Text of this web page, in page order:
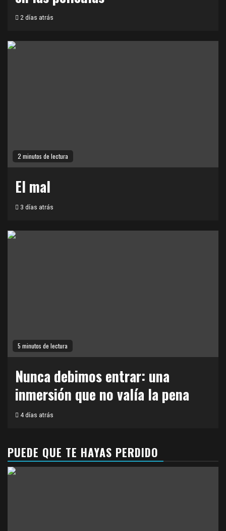
2 días atrás
2 minutos de lectura
El mal
3 días atrás
5 minutos de lectura
Nunca debimos entrar: una
inmersión que no valía la pena
4 días atrás
PUEDE QUE TE HAYAS PERDIDO